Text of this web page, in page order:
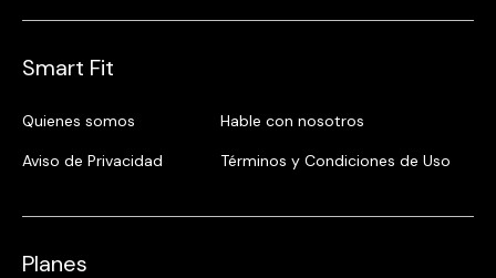
Smart Fit
Quienes somos
Hable con nosotros
Aviso de Privacidad
Términos y Condiciones de Uso
Planes